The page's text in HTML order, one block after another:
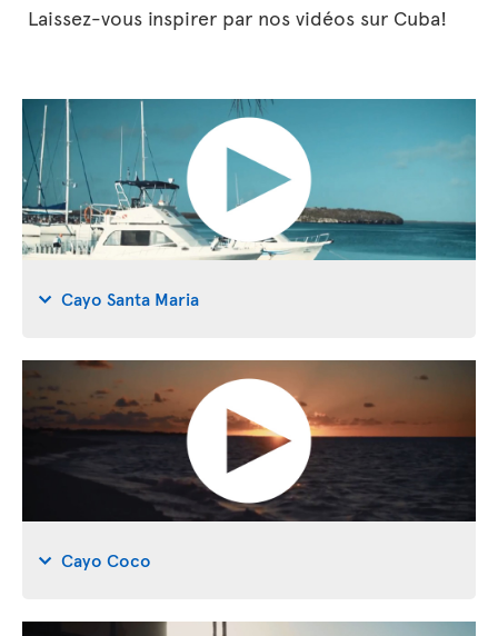
Laissez-vous inspirer par nos vidéos sur Cuba!
Cayo Santa Maria
Cayo Coco